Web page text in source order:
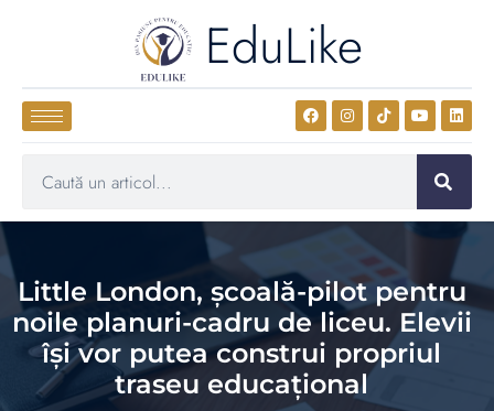
EduLike
Little London, școală-pilot pentru
noile planuri-cadru de liceu. Elevii
își vor putea construi propriul
traseu educațional